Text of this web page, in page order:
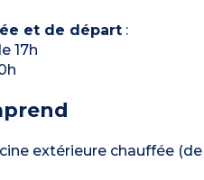
et de départ:
17h
extérieure chauffée